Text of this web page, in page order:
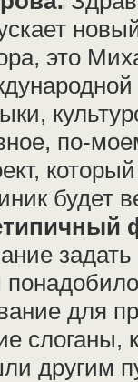
это
по-
будет
для
слоганы,
другим